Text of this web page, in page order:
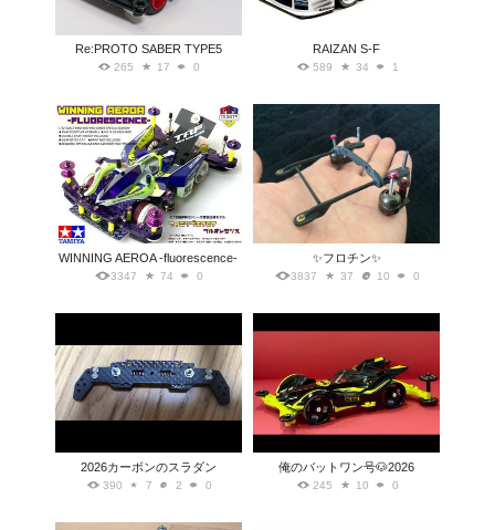
Re:PROTO SABER TYPE5
265 17 0
RAIZAN S-F
589 34 1
WINNING AEROA -fluorescence-
3347 74 0
✨フロチン✨
3837 37 10 0
2026カーボンのスラダン
390 7 2 0
俺のバットワン号🐶2026
245 10 0